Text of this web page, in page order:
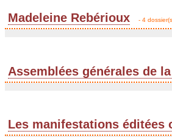
Madeleine Rebérioux - 4
Assemblées générales de
Les manifestations éditées